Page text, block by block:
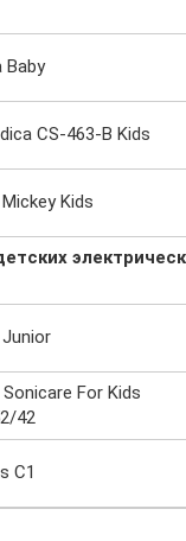
Baby
CS-463-B Kids
Kids
For Kids
42
C1